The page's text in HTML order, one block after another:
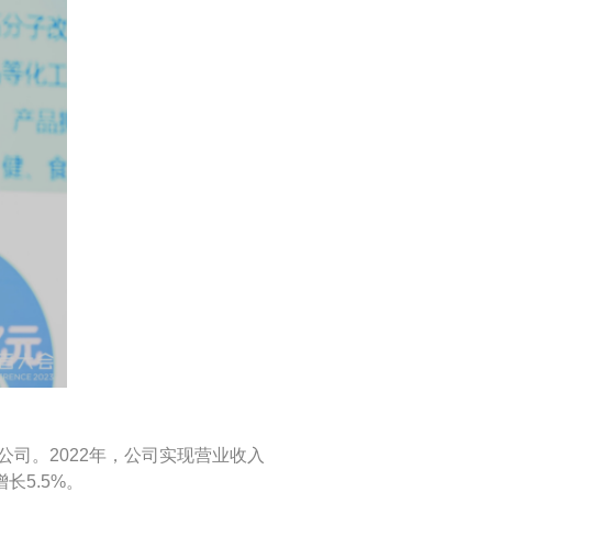
司。2022年，公司实现营业收入
5.5%。